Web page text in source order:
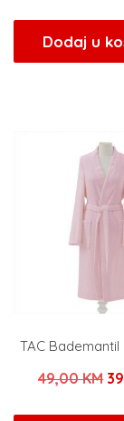
je:
Dodaj u
TAC Bademantil
49,00KM